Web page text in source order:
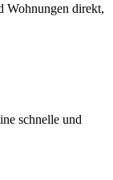
Wohnungen direkt,
schnelle und